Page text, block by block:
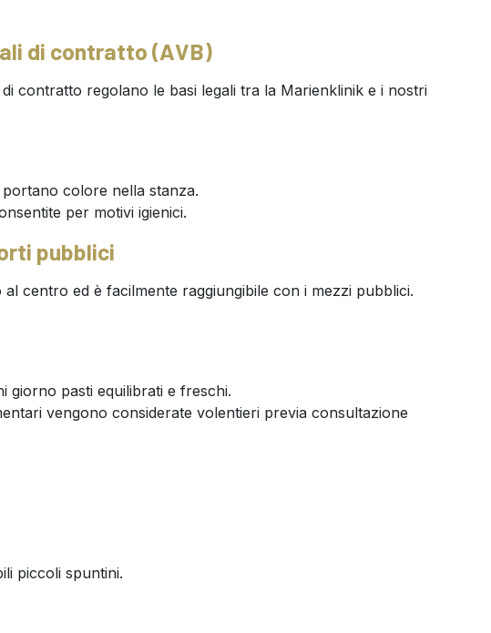
di contratto (AVB)
contratto regolano le basi legali tra la Marienklinik e i nostri
colore nella stanza.
per motivi igienici.
pubblici
centro ed è facilmente raggiungibile con i mezzi pubblici.
giorno pasti equilibrati e freschi.
vengono considerate volentieri previa consultazione
piccoli spuntini.